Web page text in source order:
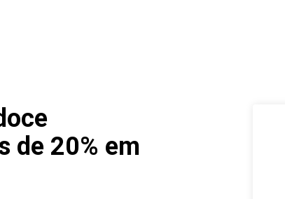
de 20% em